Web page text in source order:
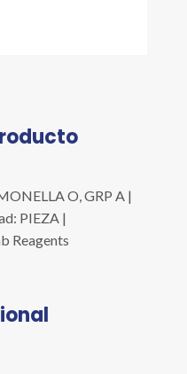
O, GRP A |
PIEZA |
Reagents